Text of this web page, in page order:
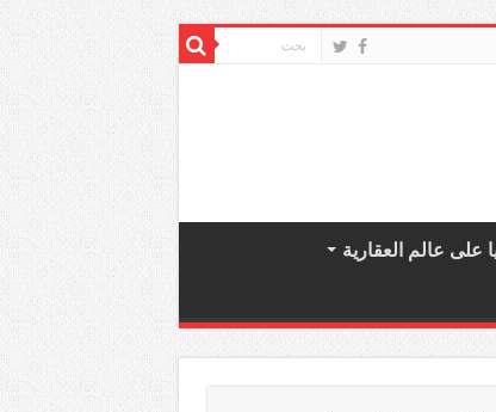
على عالم العقارية